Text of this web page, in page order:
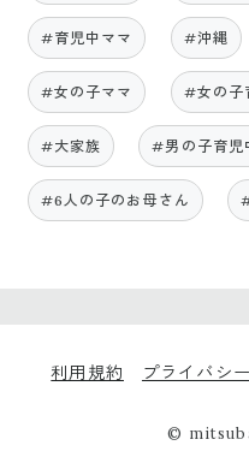
#育児中ママ #沖縄
#女の子ママ #女の子
#大家族 #男の子育児
#6人の子のお母さん
利用規約 プライバシ
©